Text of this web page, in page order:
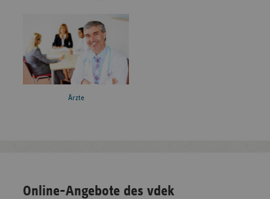
Ärzte
Online-Angebote des vdek